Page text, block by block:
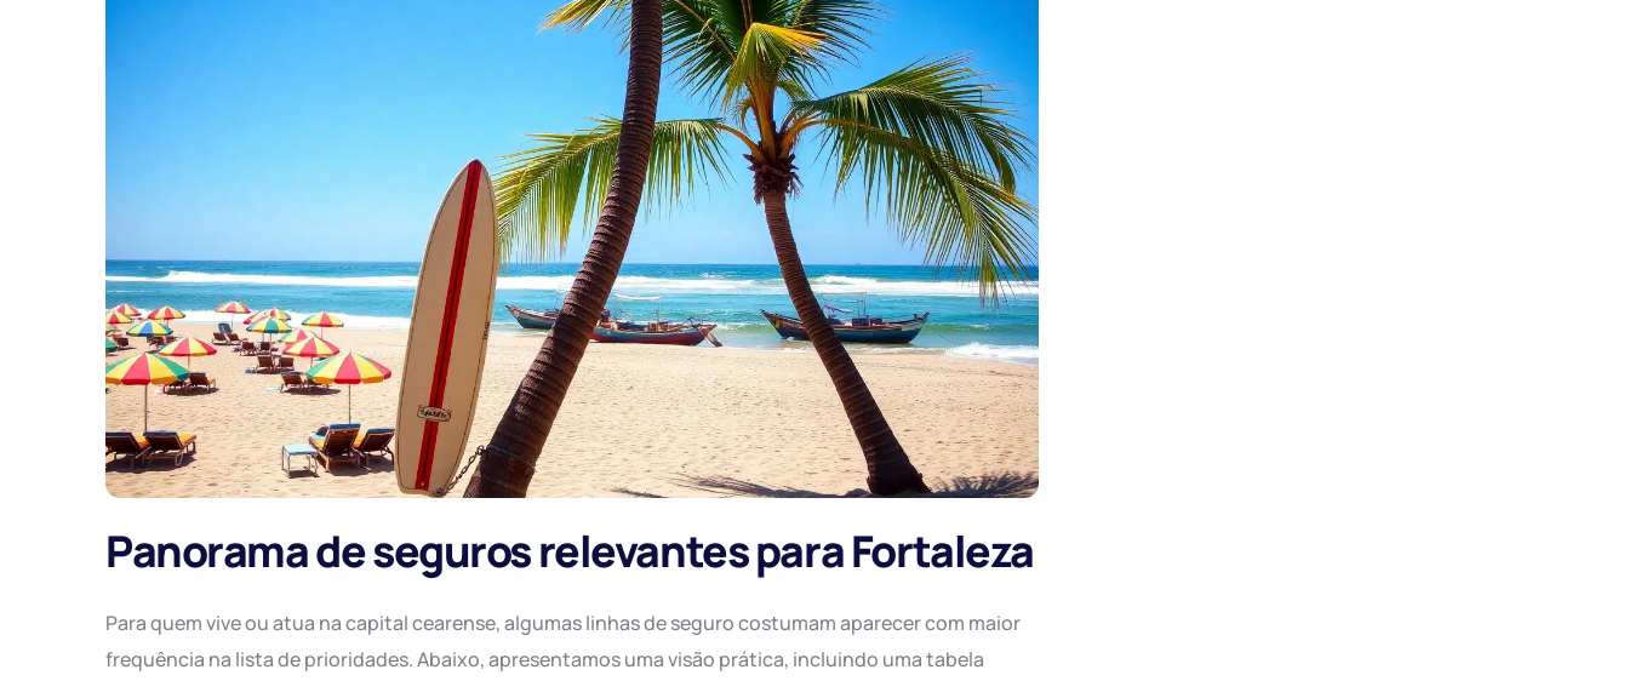
Panorama de seguros relevantes para Fortaleza
Para quem vive ou atua na capital cearense, algumas linhas de seguro costumam aparecer com maior
frequência na lista de prioridades. Abaixo, apresentamos uma visão prática, incluindo uma tabela